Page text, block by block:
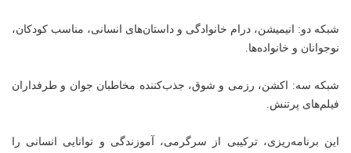
شبکه دو: انیمیشن، درام خانوادگی و داستان‌های انسانی، مناسب کودکان،
نوجوانان و خانواده‌ها.
شبکه سه: اکشن، رزمی و شوق، جذب‌کننده مخاطبان جوان و طرفداران
فیلم‌های پرتنش.
این برنامه‌ریزی، ترکیبی از سرگرمی، آموزندگی و توانایی انسانی را